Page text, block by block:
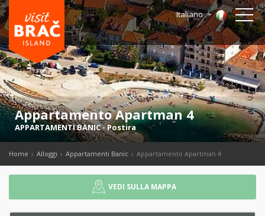
Italiano
Appartamento Apartman 4
APPARTAMENTI BANIC-Postira
Home Alloggi Appartamenti Banic Appartamento Apartman 4
VEDI SULLA MAPPA